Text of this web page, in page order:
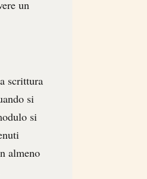
un
scrittura
si
si
almeno